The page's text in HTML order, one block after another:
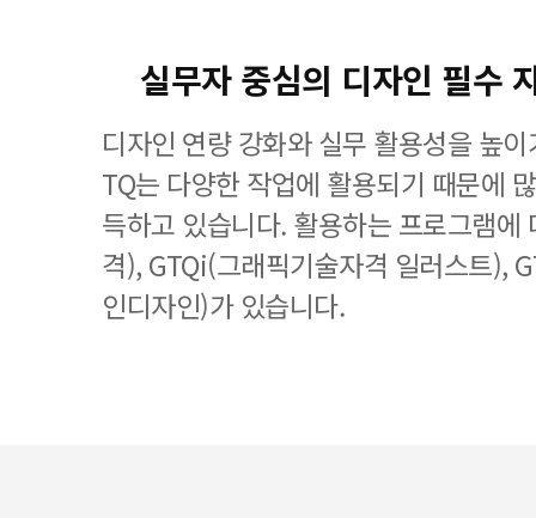
실무자 중심의 디자인 필수
디자인 연량 강화와 실무 활용성을 높
TQ는 다양한 작업에 활용되기 때문에
득하고 있습니다. 활용하는 프로그램에
격), GTQi(그래픽기술자격 일러스트),
인디자인)가 있습니다.